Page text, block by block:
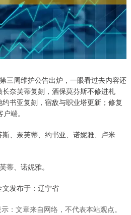
三周维护公告出炉，一眼看过去内容还
奈芙蒂复刻，酒保莫芬斯不修进札
书亚复刻，宿敌与职业塔更新；修复
端。
、奈芙蒂、约书亚、诺妮雅、卢米
蒂、诺妮雅。
发布于：辽宁省
：文章来自网络，不代表本站观点。